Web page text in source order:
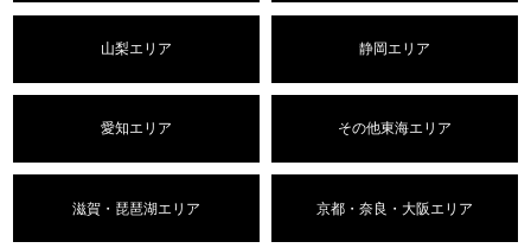
山梨エリア 静岡エリア
愛知エリア その他東海エリア
滋賀・琵琶湖エリア 京都・奈良・大阪エリア